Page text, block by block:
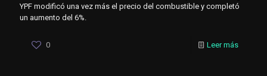
YPF modificó una vez más el precio del combustible y completó
un aumento del 6%.
0 Leer más